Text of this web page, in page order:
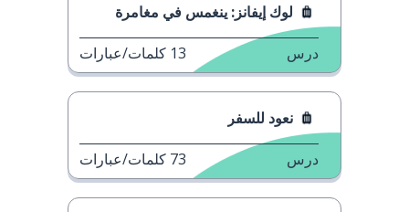
لوك إيفانز: ينغمس في مغامرة
درس 13 كلمات/عبارات
نعود للسفر
درس 73 كلمات/عبارات